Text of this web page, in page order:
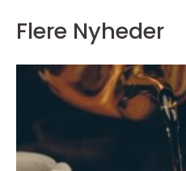
Flere Nyheder